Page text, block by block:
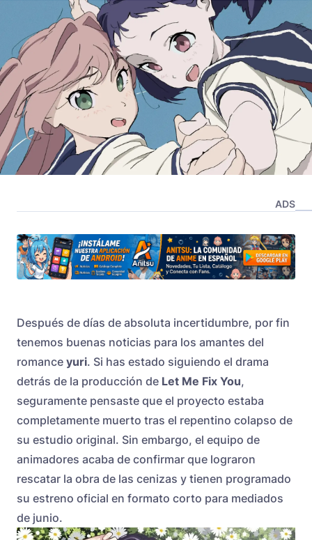
ADS
Después de días de absoluta incertidumbre, por fin
tenemos buenas noticias para los amantes del
romance yuri. Si has estado siguiendo el drama
detrás de la producción de Let Me Fix You,
seguramente pensaste que el proyecto estaba
completamente muerto tras el repentino colapso de
su estudio original. Sin embargo, el equipo de
animadores acaba de confirmar que lograron
rescatar la obra de las cenizas y tienen programado
su estreno oficial en formato corto para mediados
de junio.